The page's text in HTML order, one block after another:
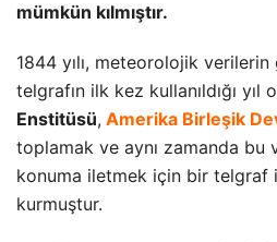
mümkün kılmıştır.
1844 yılı, meteorolojik
telgrafın ilk kez kullanıldığı yıl
Enstitüsü, Amerika Birleşik
toplamak ve aynı zamanda bu
konuma iletmek için bir telgraf
kurmuştur.